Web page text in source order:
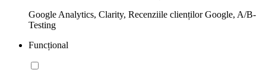
Google Analytics, Clarity, Recenziile clienților Google, A/B-
Testing
Funcțional